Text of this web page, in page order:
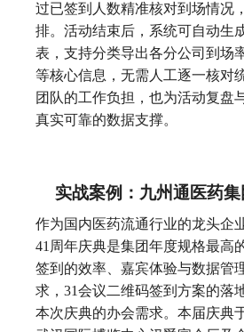
过已签到人数精准核对到场情况
排。活动结束后，系统可自动生
表，支持分类导出各分公司到场
等核心信息，无需人工逐一核对
团队的工作负担，也为活动复盘
真实可靠的数据支撑。
实战案例：九州通医药
作为国内医药流通行业的龙头企
41周年庆典是集团年度规格最高
签到的效率、嘉宾体验与数据管
求，31会议二维码签到方案的落
本次庆典的办会需求。本届庆典